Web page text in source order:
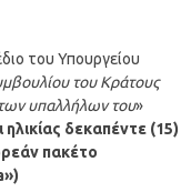
του Υπουργείου
του Κράτους
υπαλλήλων του»
ηλικίας δεκαπέντε (15)
πακέτο